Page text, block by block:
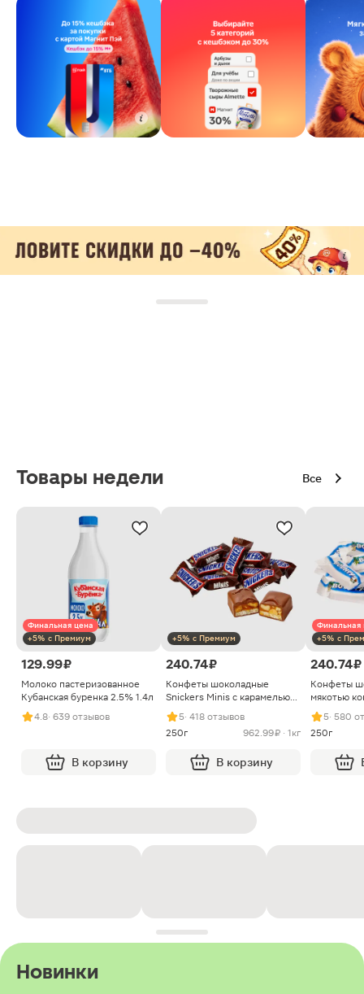
Товары недели Все
Финальная цена
+5% с Премиум
129.99 ₽
Молоко пастеризованное
Кубанская буренка 2.5% 1.4л
4.8· 639 отзывов
В корзину
+5% с Премиум
240.74 ₽
Конфеты шоколадные
Snickers Minis с карамелью
арахисом и нугой
5· 418 отзывов
250г
962.99 ₽ · 1кг
В корзину
Финальная
+5% с
240.74 ₽
Конфеты
мякотью
5· 580
250г
Новинки